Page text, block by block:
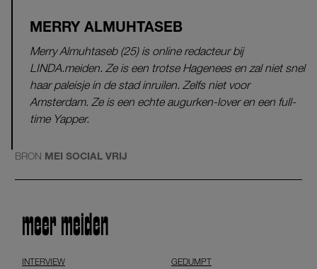
MERRY ALMUHTASEB
Merry Almuhtaseb (25) is online redacteur bij
LINDA.meiden. Ze is een trotse Hagenees en zal niet snel
haar paleisje in de stad inruilen. Zelfs niet voor
Amsterdam. Ze is een echte augurken-lover en een full-
time Yapper.
BRON MEI SOCIAL VRIJ
meer meiden
INTERVIEW GEDUMPT